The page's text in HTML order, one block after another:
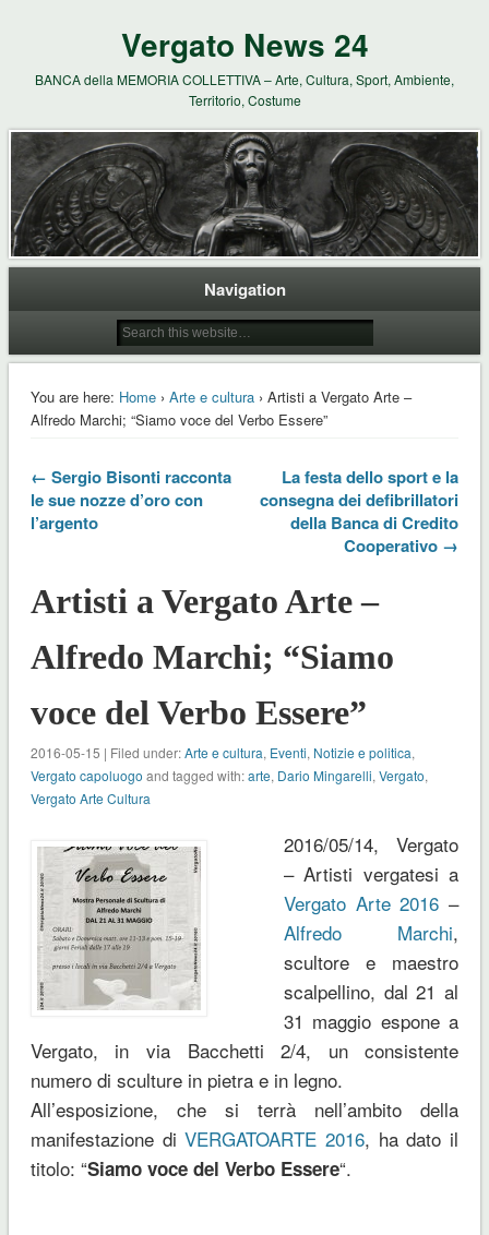
Vergato News 24
BANCA della MEMORIA COLLETTIVA – Arte, Cultura, Sport, Ambiente,
Territorio, Costume
Navigation
You are here: Home› Arte e cultura› Artisti a Vergato Arte –
Alfredo Marchi; “Siamo voce del Verbo Essere”
← Sergio Bisonti racconta
le sue nozze d’oro con
l’argento
La festa dello sport e la
consegna dei defibrillatori
della Banca di Credito
Cooperativo →
Artisti a Vergato Arte –
Alfredo Marchi; “Siamo
voce del Verbo Essere”
2016-05-15 | Filed under:Arte e cultura, Eventi, Notizie e politica,
Vergato capoluogo and tagged with:arte, Dario Mingarelli, Vergato,
Vergato Arte Cultura
2016/05/14, Vergato
– Artisti vergatesi a
Vergato Arte 2016 –
Alfredo Marchi,
scultore e maestro
scalpellino, dal 21 al
31 maggio espone a
Vergato, in via Bacchetti 2/4, un consistente
numero di sculture in pietra e in legno.
All’esposizione, che si terrà nell’ambito della
manifestazione diVERGATOARTE 2016, ha dato il
titolo: “Siamo voce del Verbo Essere“.